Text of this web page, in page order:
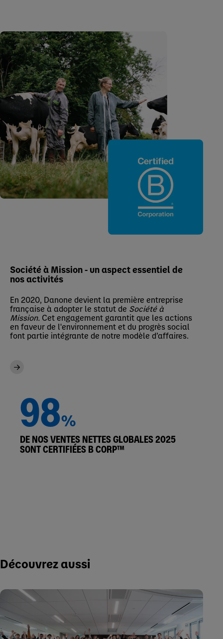
Société à Mission - un aspect essentiel de
nos activités
En 2020, Danone devient la première entreprise
française à adopter le statut de Société à
Mission. Cet engagement garantit que les actions
en faveur de l'environnement et du progrès social
font partie intégrante de notre modèle d’affaires.
98%
DE NOS VENTES NETTES GLOBALES 2025
SONT CERTIFIÉES B CORP™
Découvrez aussi